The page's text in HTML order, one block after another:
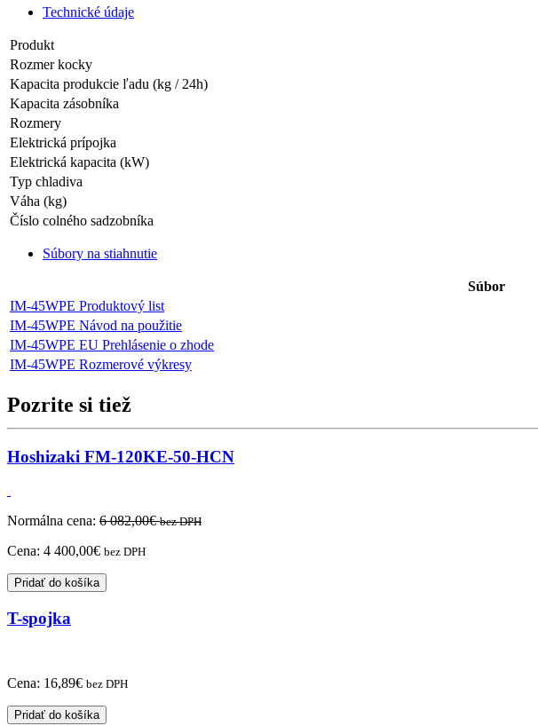
Technické údaje
Produkt
Rozmer kocky
Kapacita produkcie ľadu (kg / 24h)
Kapacita zásobníka
Rozmery
Elektrická prípojka
Elektrická kapacita (kW)
Typ chladiva
Váha (kg)
Číslo colného sadzobníka
Súbory na stiahnutie
Súbor
IM-45WPE Produktový list
IM-45WPE Návod na použitie
IM-45WPE EU Prehlásenie o zhode
IM-45WPE Rozmerové výkresy
Pozrite si tiež
Hoshizaki FM-120KE-50-HCN
Normálna cena: 6 082,00€ bez DPH
Cena: 4 400,00€ bez DPH
Pridať do košíka
T-spojka
Cena: 16,89€ bez DPH
Pridať do košíka